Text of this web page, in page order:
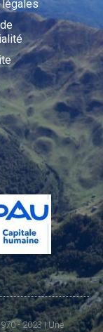
- 2023 | Une